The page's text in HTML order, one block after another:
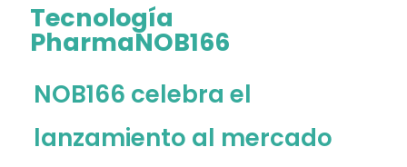
Tecnología
PharmaNOB166
NOB166 celebra el
lanzamiento al mercado